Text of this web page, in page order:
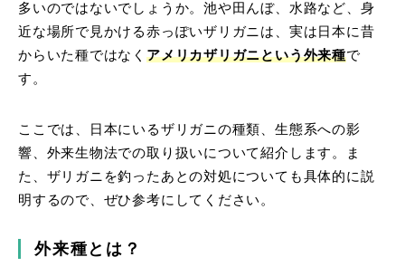
多いのではないでしょうか。池や田んぼ、水路など、身
近な場所で見かける赤っぽいザリガニは、実は日本に昔
からいた種ではなくアメリカザリガニという外来種で
す。
ここでは、日本にいるザリガニの種類、生態系への影
響、外来生物法での取り扱いについて紹介します。ま
た、ザリガニを釣ったあとの対処についても具体的に説
明するので、ぜひ参考にしてください。
外来種とは？